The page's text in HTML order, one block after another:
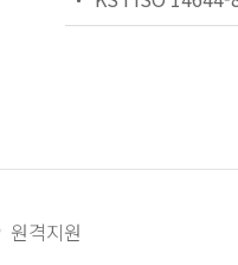
원격지원